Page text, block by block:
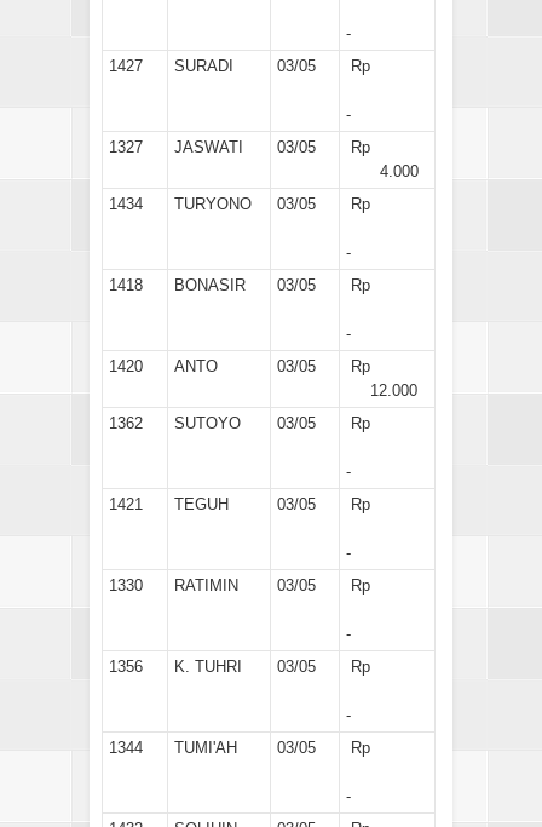
-
1427
SURADI 03/05 Rp
-
1327
JASWATI 03/05
Rp
4.000
1434
TURYONO 03/05 Rp
-
1418
BONASIR 03/05 Rp
-
1420
ANTO 03/05
Rp
12.000
1362
SUTOYO 03/05 Rp
-
1421
TEGUH 03/05 Rp
-
1330
RATIMIN 03/05 Rp
-
1356
K. TUHRI 03/05 Rp
-
1344
TUMI'AH 03/05 Rp
-